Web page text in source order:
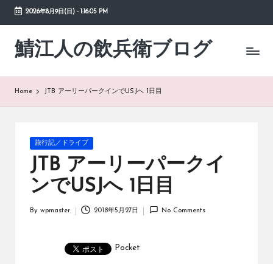
Skip
content
2026年8月9日(日)- 1:16:06 PM
鯖江人の飲兵衛ブログ
日々
の
Home JTB アーリーパークインでUSJへ 1日目
Posted
in
旅行記／ドライブ
JTB アーリーパークイ
ンでUSJへ 1日目
By wpmaster 2018年5月27日 No Comments
Pocket